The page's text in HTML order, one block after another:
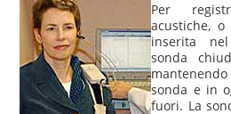
Per
acustiche, o
inserita
sonda
sonda e in
fuori. La